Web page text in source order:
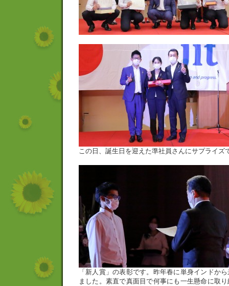
この日、誕生日を迎えた準社員さんにサプライズ
「新人賞」の表彰です。昨年春に単身インドか
ました。素直で真面目で何事にも一生懸命に取